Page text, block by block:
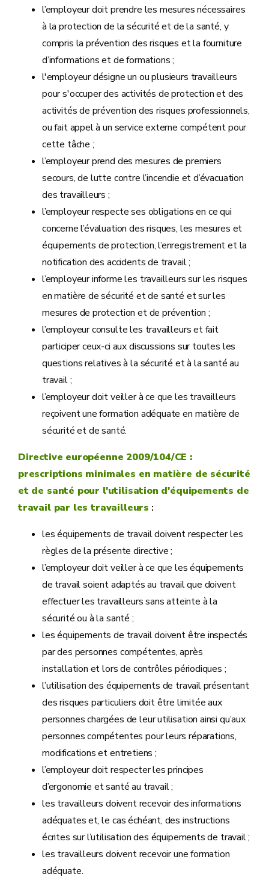
l’employeur doit prendre les mesures nécessaires
à la protection de la sécurité et de la santé, y
compris la prévention des risques et la fourniture
d’informations et de formations ;
l'employeur désigne un ou plusieurs travailleurs
pour s'occuper des activités de protection et des
activités de prévention des risques professionnels,
ou fait appel à un service externe compétent pour
cette tâche ;
l’employeur prend des mesures de premiers
secours, de lutte contre l’incendie et d’évacuation
des travailleurs ;
l’employeur respecte ses obligations en ce qui
concerne l’évaluation des risques, les mesures et
équipements de protection, l’enregistrement et la
notification des accidents de travail ;
l’employeur informe les travailleurs sur les risques
en matière de sécurité et de santé et sur les
mesures de protection et de prévention ;
l’employeur consulte les travailleurs et fait
participer ceux-ci aux discussions sur toutes les
questions relatives à la sécurité et à la santé au
travail ;
l’employeur doit veiller à ce que les travailleurs
reçoivent une formation adéquate en matière de
sécurité et de santé.
Directive européenne 2009/104/CE :
prescriptions minimales en matière de sécurité
et de santé pour l'utilisation d'équipements de
travail par les travailleurs :
les équipements de travail doivent respecter les
règles de la présente directive ;
l’employeur doit veiller à ce que les équipements
de travail soient adaptés au travail que doivent
effectuer les travailleurs sans atteinte à la
sécurité ou à la santé ;
les équipements de travail doivent être inspectés
par des personnes compétentes, après
installation et lors de contrôles périodiques ;
l’utilisation des équipements de travail présentant
des risques particuliers doit être limitée aux
personnes chargées de leur utilisation ainsi qu’aux
personnes compétentes pour leurs réparations,
modifications et entretiens ;
l’employeur doit respecter les principes
d’ergonomie et santé au travail ;
les travailleurs doivent recevoir des informations
adéquates et, le cas échéant, des instructions
écrites sur l’utilisation des équipements de travail ;
les travailleurs doivent recevoir une formation
adéquate.